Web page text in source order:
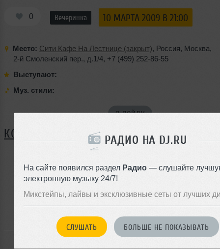
РАДИО НА DJ.RU
На сайте появился раздел Радио — слушайте
электронную музыку 24/7!
Микстейпы, лайвы и эксклюзивные сеты от лучших
СЛУШАТЬ БОЛЬШЕ НЕ ПОКАЗЫВАТЬ
0 Вечеринка 10 МАРТА 2009 В 21:00
Место: Сити Кафе На Лестнице (закрыт), Россия, Москва,
2-й Смоленский пер., д.1/4, +7 (499) 252-86-55
Выступают:
Муз. стили:
Я ПОЙДУ
КОММЕНТАРИИ
ЗАРЕГИСТРИРУЙТЕСЬ
Или